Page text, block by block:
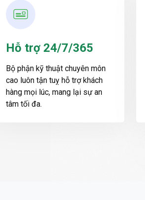
Hỗ trợ 24/7/365
Bộ phận kỹ thuật chuyên môn
cao luôn tận tuỵ hỗ trợ khách
hàng mọi lúc, mang lại sự an
tâm tối đa.